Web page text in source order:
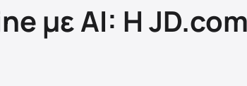
με AI: Η